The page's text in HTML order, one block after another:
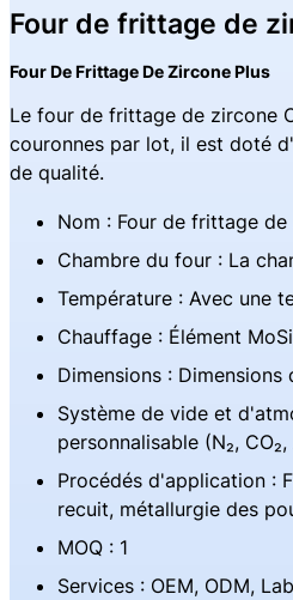
Four de frittage de
Four De Frittage De Zircone Plus
Le four de frittage de zircone
couronnes par lot, il est doté
de qualité.
Nom : Four de frittage de
Chambre du four : La
Température : Avec une
Chauffage : Élément
Dimensions :
Système de vide et
personnalisable (N₂, CO₂,
Procédés d'application :
recuit, métallurgie des
MOQ : 1
Services : OEM, ODM,